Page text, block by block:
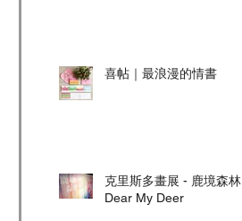
喜帖｜最浪漫的情書
克里斯多畫展 - 鹿境森林
Dear My Deer